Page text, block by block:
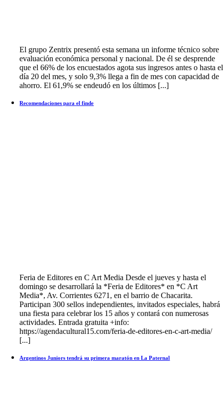
El grupo Zentrix presentó esta semana un informe técnico sobre
evaluación económica personal y nacional. De él se desprende
que el 66% de los encuestados agota sus ingresos antes o hasta el
día 20 del mes, y solo 9,3% llega a fin de mes con capacidad de
ahorro. El 61,9% se endeudó en los últimos [...]
Recomendaciones para el finde
Feria de Editores en C Art Media Desde el jueves y hasta el
domingo se desarrollará la *Feria de Editores* en *C Art
Media*, Av. Corrientes 6271, en el barrio de Chacarita.
Participan 300 sellos independientes, invitados especiales, habrá
una fiesta para celebrar los 15 años y contará con numerosas
actividades. Entrada gratuita +info:
https://agendacultural15.com/feria-de-editores-en-c-art-media/
[...]
Argentinos Juniors tendrá su primera maratón en La Paternal